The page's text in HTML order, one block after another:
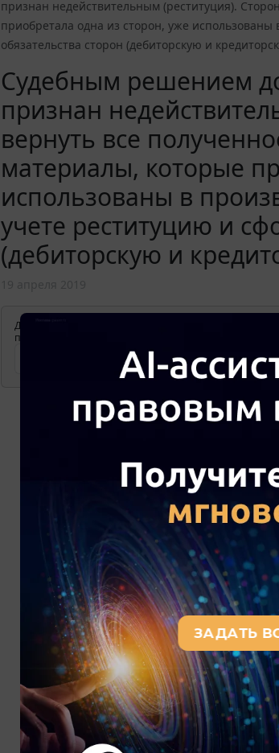
признан недействительным (реституция).
приобретала одна из сторон, уже использованы
обязательства сторон (дебиторскую и
Судебным решением
признан
вернуть все
материалы, которые
использованы в
учете реституцию и
(дебиторскую и
Для просмотра актуального текста документа и
применения документа, воспользуйтесь поиском в